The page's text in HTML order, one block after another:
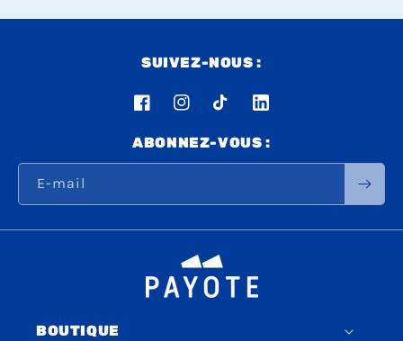
SUIVEZ-NOUS :
FacebookInstagramTikTok LinkedIn
ABONNEZ-VOUS :
E-mail
BOUTIQUE